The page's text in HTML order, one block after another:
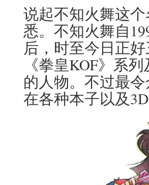
说起不知火舞这
悉。不知火舞自
后，时至今日正
《拳皇KOF》系
的人物。不过最
在各种本子以及